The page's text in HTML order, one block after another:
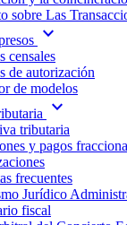
sobre Las
expand_more
censales
de autorización
de modelos
expand_more
tributaria
y pagos
frecuentes
Jurídico
fiscal